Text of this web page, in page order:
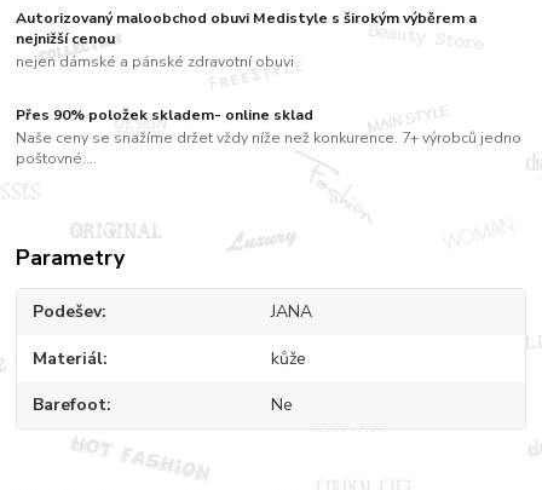
Autorizovaný maloobchod obuvi Medistyle s širokým výběrem a
nejnižší cenou
nejen dámské a pánské zdravotní obuvi
Přes 90% položek skladem- online sklad
Naše ceny se snažíme držet vždy níže než konkurence. 7+ výrobců jedno
poštovné....
Parametry
Podešev JANA
Materiál kůže
Barefoot Ne